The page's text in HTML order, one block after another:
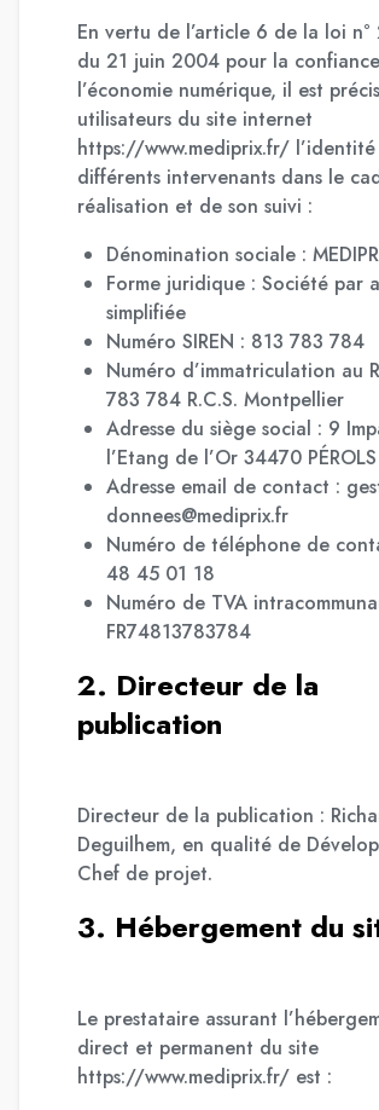
En vertu de l’article 6 de la loi
du 21 juin 2004 pour la
l’économie numérique, il est
utilisateurs du site internet
https://www.mediprix.fr/ l’identité
différents intervenants dans le
réalisation et de son suivi :
Dénomination sociale :
Forme juridique : Société par
simplifiée
Numéro SIREN : 813 783 784
Numéro d’immatriculation au
783 784 R.C.S. Montpellier
Adresse du siège social : 9
l’Etang de l’Or 34470 PÉROLS
Adresse email de contact :
donnees@mediprix.fr
Numéro de téléphone de
48 45 01 18
Numéro de TVA
FR74813783784
2. Directeur de la
publication
Directeur de la publication :
Deguilhem, en qualité de
Chef de projet.
3. Hébergement du
Le prestataire assurant
direct et permanent du site
https://www.mediprix.fr/ est :